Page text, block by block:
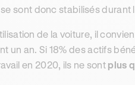
sont donc stabilisés durant
de la voiture, il
un an. Si 18% des actifs
en 2020, ils ne sont plus